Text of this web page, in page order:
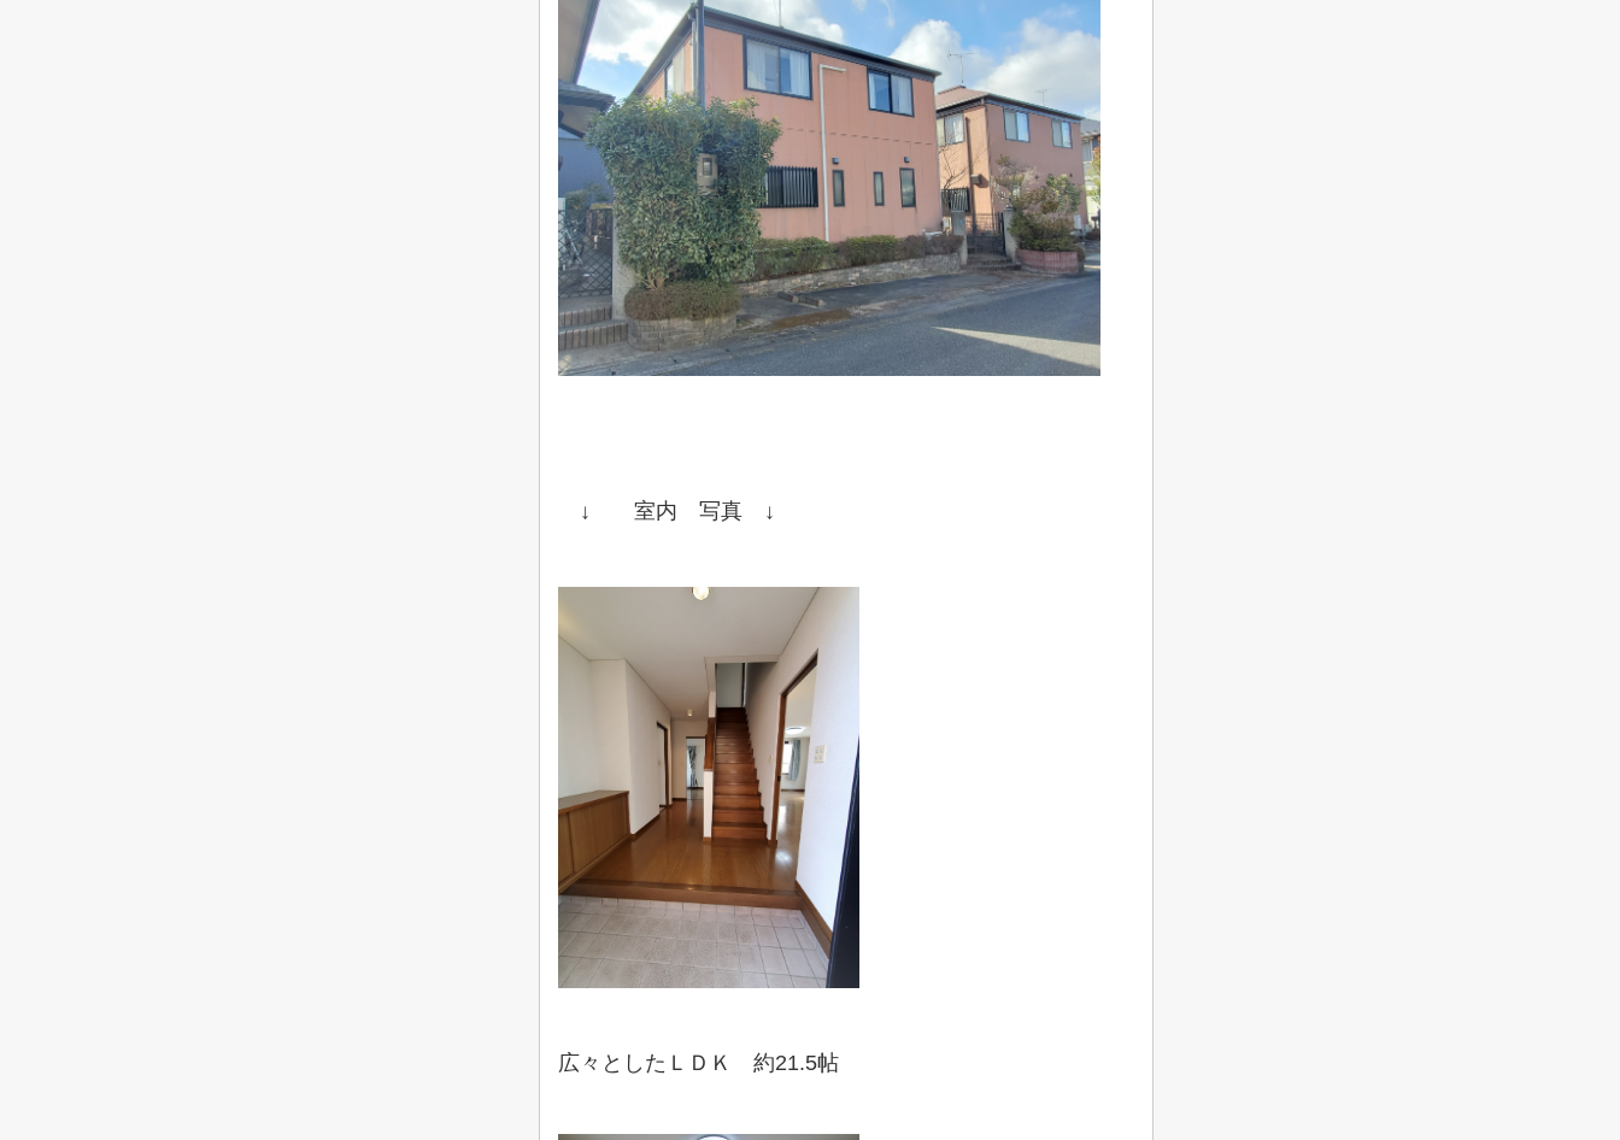
↓ 室内 写真 ↓
広々としたＬＤＫ 約21.5帖